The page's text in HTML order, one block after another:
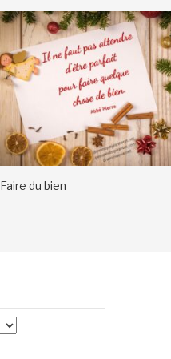
Faire du bien